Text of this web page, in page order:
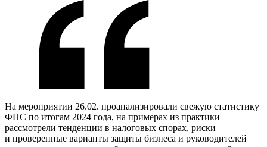
На мероприятии 26.02. проанализировали свежую статистику
ФНС по итогам 2024 года, на примерах из практики
рассмотрели тенденции в налоговых спорах, риски
и проверенные варианты защиты бизнеса и руководителей